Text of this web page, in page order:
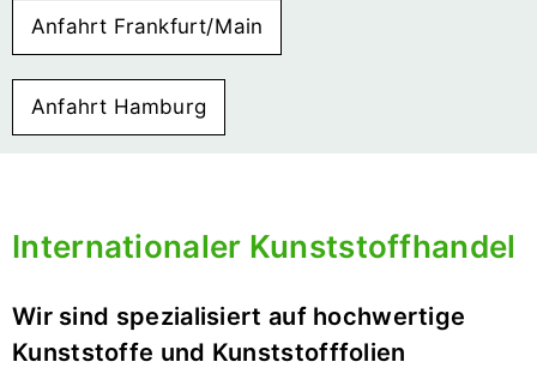
Anfahrt Frankfurt/Main
Anfahrt Hamburg
Internationaler Kunststoffhandel
Wir sind spezialisiert auf hochwertige
Kunststoffe und Kunststofffolien